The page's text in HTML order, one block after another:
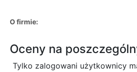
O firmie:
Oceny na
Tylko zalogowani użytkownicy